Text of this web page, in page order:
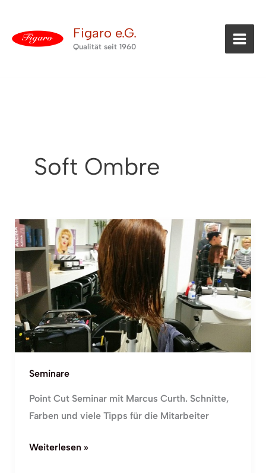
springen
Figaro e.G.
Qualität seit 1960
Soft Ombre
Seminare
Point Cut Seminar mit Marcus Curth. Schnitte,
Farben und viele Tipps für die Mitarbeiter
Point
Cut
Seminar
mit
Marcus
Curth
Weiterlesen »